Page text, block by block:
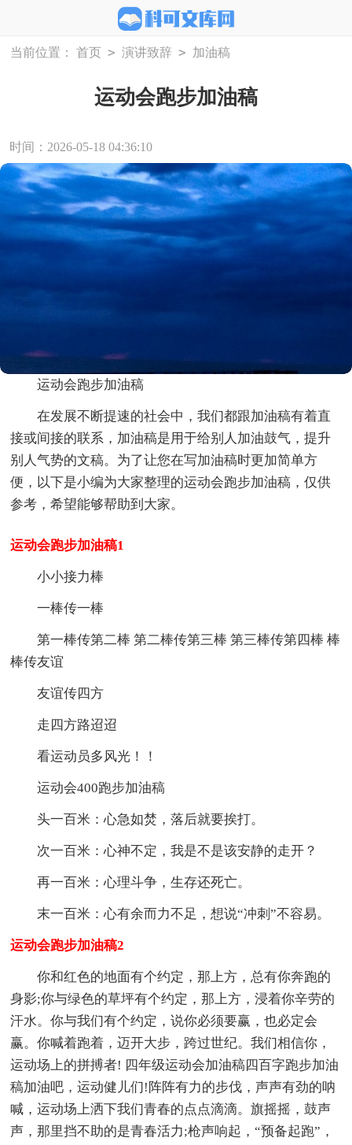
当前位置： 首页 > 演讲致辞 > 加油稿
运动会跑步加油稿
时间：2026-05-18 04:36:10
运动会跑步加油稿
在发展不断提速的社会中，我们都跟加油稿有着直
接或间接的联系，加油稿是用于给别人加油鼓气，提升
别人气势的文稿。为了让您在写加油稿时更加简单方
便，以下是小编为大家整理的运动会跑步加油稿，仅供
参考，希望能够帮助到大家。
运动会跑步加油稿1
小小接力棒
一棒传一棒
第一棒传第二棒 第二棒传第三棒 第三棒传第四棒 棒
棒传友谊
友谊传四方
走四方路迢迢
看运动员多风光！！
运动会400跑步加油稿
头一百米：心急如焚，落后就要挨打。
次一百米：心神不定，我是不是该安静的走开？
再一百米：心理斗争，生存还死亡。
末一百米：心有余而力不足，想说“冲刺”不容易。
运动会跑步加油稿2
你和红色的地面有个约定，那上方，总有你奔跑的
身影;你与绿色的草坪有个约定，那上方，浸着你辛劳的
汗水。你与我们有个约定，说你必须要赢，也必定会
赢。你喊着跑着，迈开大步，跨过世纪。我们相信你，
运动场上的拼搏者! 四年级运动会加油稿四百字跑步加油
稿加油吧，运动健儿们!阵阵有力的步伐，声声有劲的呐
喊，运动场上洒下我们青春的点点滴滴。旗摇摇，鼓声
声，那里挡不助的是青春活力;枪声响起，“预备起跑”，